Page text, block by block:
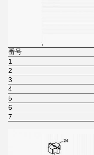
番号
1
2
3
4
5
6
7